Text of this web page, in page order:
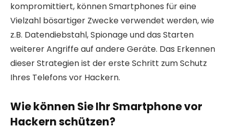
kompromittiert, können Smartphones für eine
Vielzahl bösartiger Zwecke verwendet werden, wie
z.B. Datendiebstahl, Spionage und das Starten
weiterer Angriffe auf andere Geräte. Das Erkennen
dieser Strategien ist der erste Schritt zum Schutz
Ihres Telefons vor Hackern.
Wie können Sie Ihr Smartphone vor
Hackern schützen?